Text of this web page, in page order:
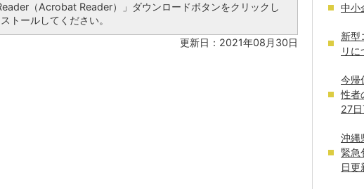
（Acrobat Reader）」ダウンロードボタンをクリックし
トールしてください。
更新日：2021年08月30日
中小
新型
リに
今帰
性者
27
沖縄
緊急
日更